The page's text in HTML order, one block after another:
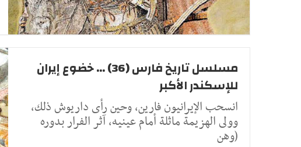
مسلسل تاريخ فارس (36) ... خضوع إيران
للإسكندر الأكبر
انسحب الإيرانيون فارين، وحين رأى داريوش ذلك،
وولى الهزيمة ماثلة أمام عينيه، آثر الفرار بدوره
(وهن